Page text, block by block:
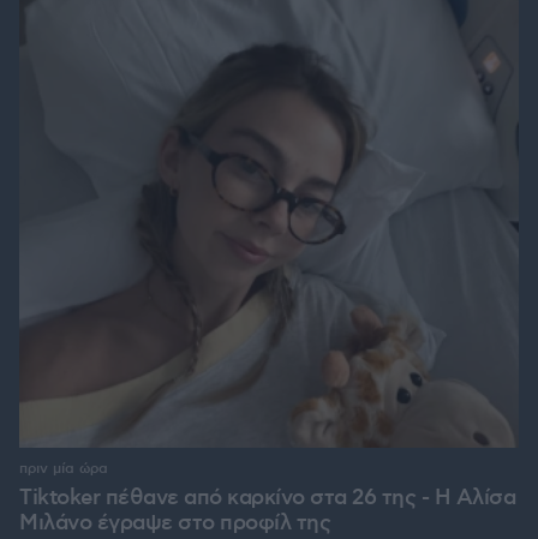
Tiktoker πέθανε από καρκίνο στα 26 της - Η Αλίσα
Μιλάνο έγραψε στο προφίλ της
πριν μία ώρα